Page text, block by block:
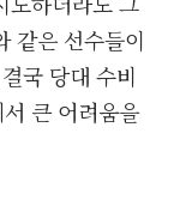
같은 선수들이
국 당대 수비
큰 어려움을